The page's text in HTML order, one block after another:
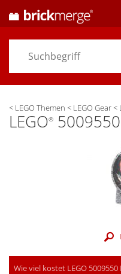
< LEGO Themen < LEGO Gear<
LEGO®
Wie viel kostet LEGO
Preisvergleich
Themen/ Händler